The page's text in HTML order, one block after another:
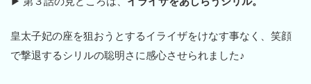
皇太子妃の座を狙おうとするイライザをけなす事なく、笑顔
で撃退するシリルの聡明さに感心させられました♪